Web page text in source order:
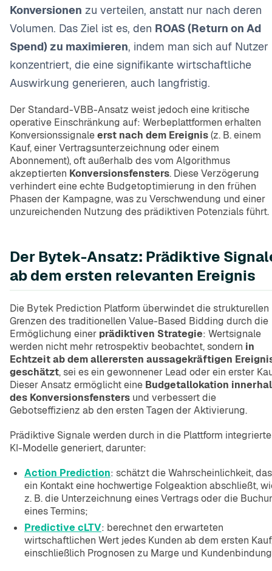
Konversionen zu verteilen, anstatt nur nach deren
Volumen. Das Ziel ist es, den ROAS (Return on Ad
Spend) zu maximieren, indem man sich auf Nutzer
konzentriert, die eine signifikante wirtschaftliche
Auswirkung generieren, auch langfristig.
Der Standard-VBB-Ansatz weist jedoch eine kritische
operative Einschränkung auf: Werbeplattformen erhalten
Konversionssignaleerst nach dem Ereignis(z. B. einem
Kauf, einer Vertragsunterzeichnung oder einem
Abonnement), oft außerhalb des vom Algorithmus
akzeptierten Konversionsfensters. Diese Verzögerung
verhindert eine echte Budgetoptimierung in den frühen
Phasen der Kampagne, was zu Verschwendung und einer
unzureichenden Nutzung des prädiktiven Potenzials führt.
Der Bytek-Ansatz: Prädiktive
ab dem ersten relevanten Ereignis
Die Bytek Prediction Platform überwindet die strukturellen
Grenzen des traditionellen Value-Based Bidding durch die
Ermöglichung einer prädiktiven Strategie: Wertsignale
werden nicht mehr retrospektiv beobachtet, sondern in
Echtzeit ab dem allerersten aussagekräftigen
geschätzt, sei es ein gewonnener Lead oder ein erster
Dieser Ansatz ermöglicht eine Budgetallokation
des Konversionsfensters und verbessert die
Gebotseffizienz ab den ersten Tagen der Aktivierung.
Prädiktive Signale werden durch in die Plattform integrierte
KI-Modelle generiert, darunter:
Action Prediction: schätzt die Wahrscheinlichkeit,
ein Kontakt eine hochwertige Folgeaktion abschließt,
z. B. die Unterzeichnung eines Vertrags oder die
eines Termins;
Predictive cLTV: berechnet den erwarteten
wirtschaftlichen Wert jedes Kunden ab dem ersten
einschließlich Prognosen zu Marge und